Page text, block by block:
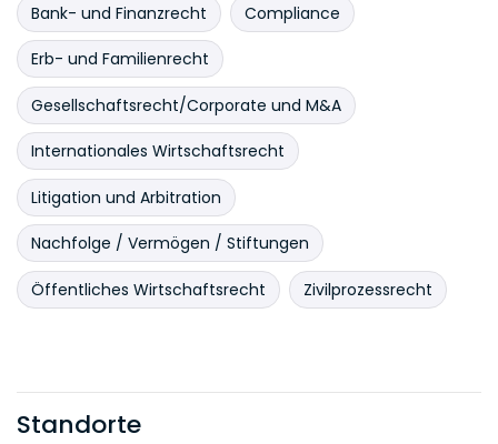
Bank- und Finanzrecht Compliance
Erb- und Familienrecht
Gesellschaftsrecht/Corporate und M&A
Internationales Wirtschaftsrecht
Litigation und Arbitration
Nachfolge / Vermögen / Stiftungen
Öffentliches Wirtschaftsrecht Zivilprozessrecht
Standorte